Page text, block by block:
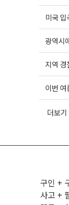
미국 입
광역시
지역
이번
더보
구인 +
사고 +